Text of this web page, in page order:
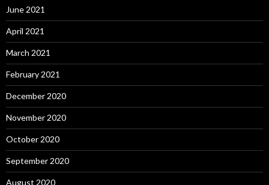
June 2021
April 2021
March 2021
February 2021
December 2020
November 2020
October 2020
September 2020
August 2020